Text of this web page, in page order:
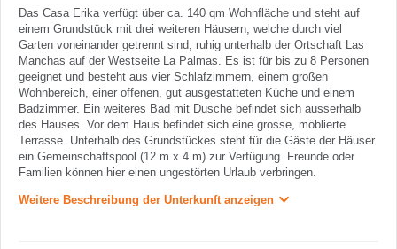
Das Casa Erika verfügt über ca. 140 qm Wohnfläche und steht auf
einem Grundstück mit drei weiteren Häusern, welche durch viel
Garten voneinander getrennt sind, ruhig unterhalb der Ortschaft Las
Manchas auf der Westseite La Palmas. Es ist für bis zu 8 Personen
geeignet und besteht aus vier Schlafzimmern, einem großen
Wohnbereich, einer offenen, gut ausgestatteten Küche und einem
Badzimmer. Ein weiteres Bad mit Dusche befindet sich ausserhalb
des Hauses. Vor dem Haus befindet sich eine grosse, möblierte
Terrasse. Unterhalb des Grundstückes steht für die Gäste der Häuser
ein Gemeinschaftspool (12 m x 4 m) zur Verfügung. Freunde oder
Familien können hier einen ungestörten Urlaub verbringen.
Weitere Beschreibung der Unterkunft anzeigen